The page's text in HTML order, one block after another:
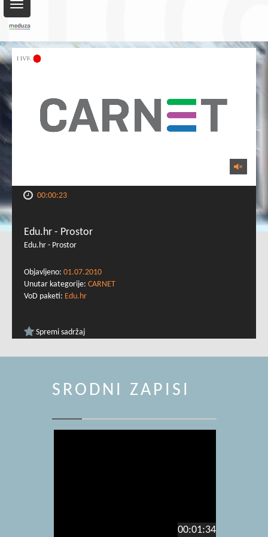
Toggle
navigation
00:00:23
Edu.hr - Prostor
Edu.hr - Prostor
Objavljeno: 01.07.2010
Unutar kategorije: CARNET
VoD paketi: Edu.hr
Spremi sadržaj
SRODNI ZAPISI
00:01:34